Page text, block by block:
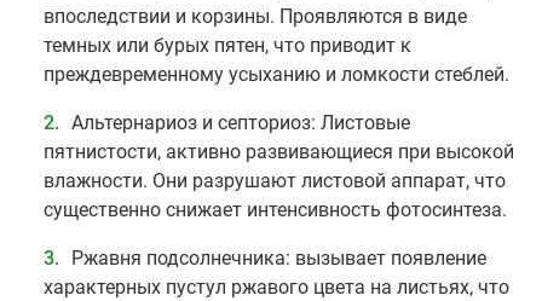
впоследствии и корзины. Проявляются в виде
темных или бурых пятен, что приводит к
преждевременному усыханию и ломкости стеблей.
Альтернариоз и септориоз: Листовые
пятнистости, активно развивающиеся при высокой
влажности. Они разрушают листовой аппарат, что
существенно снижает интенсивность фотосинтеза.
Ржавня подсолнечника: вызывает появление
характерных пустул ржавого цвета на листьях, что